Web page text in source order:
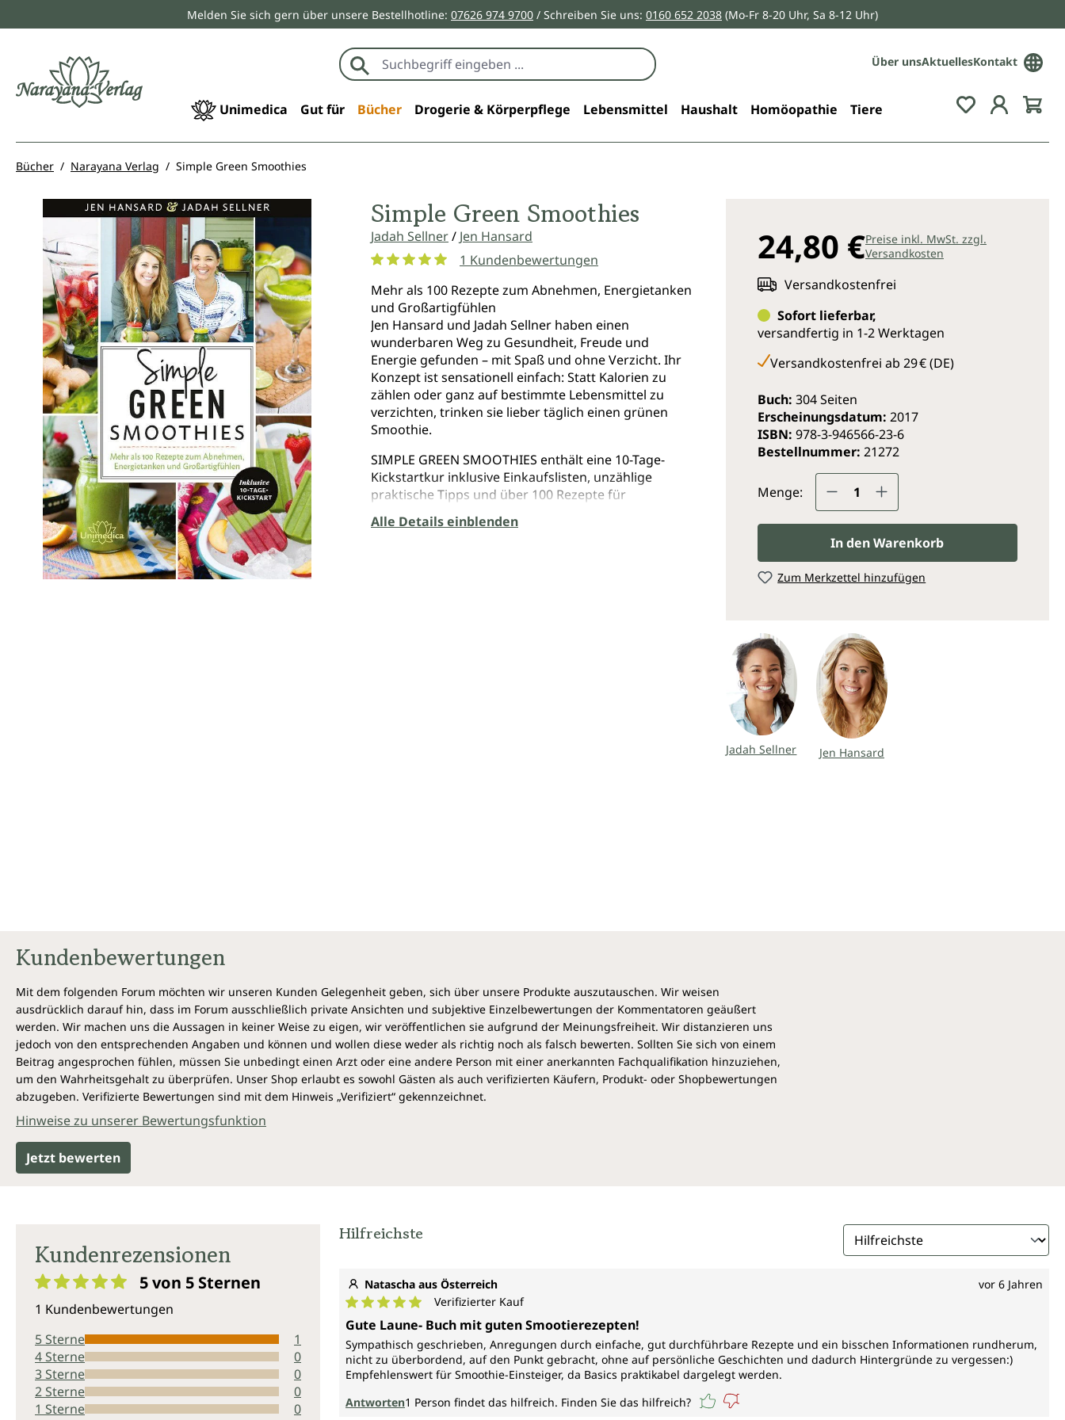
Zur Hauptnavigation springenMelden Sie sich gern über unsere Bestellhotline: 07626 974 9700 / Schreiben Sie uns: 0160 652 2038 (Mo-Fr 8-20 Uhr, Sa 8-12 Uhr)
Über unsAktuellesKontakt
Unimedica Gut für Bücher Drogerie & Körperpflege Lebensmittel Haushalt Homöopathie Tiere Du hast 0
Bücher Narayana Verlag Simple Green Smoothies
Bildergalerie überspringen Simple Green Smoothies
Jadah Sellner/ Jen Hansard
1 Kundenbewertungen
Mehr als 100 Rezepte zum Abnehmen, Energietanken
und Großartigfühlen
Jen Hansard und Jadah Sellner haben einen
wunderbaren Weg zu Gesundheit, Freude und
Energie gefunden – mit Spaß und ohne Verzicht. Ihr
Konzept ist sensationell einfach: Statt Kalorien zu
zählen oder ganz auf bestimmte Lebensmittel zu
verzichten, trinken sie lieber täglich einen grünen
Smoothie.
SIMPLE GREEN SMOOTHIES enthält eine 10-Tage-
Kickstartkur inklusive Einkaufslisten, unzählige
praktische Tipps und über 100 Rezepte für
Smoothies, sowie für leckere Desserts,
unverzichtbare Grundrezepte und hilfreiche
Michelle und Matt, Nr. 1 New York Times-Bestseller-
Autoren von Thug Kitchen
Alle Details einblenden
24,80 €Preise inkl. MwSt. zzgl.
Versandkosten
Versandkostenfrei
Sofort lieferbar,
versandfertig in 1-2 Werktagen
Versandkostenfrei ab 29 € (DE)
Buch: 304 Seiten
Erscheinungsdatum: 2017
ISBN: 978-3-946566-23-6
Bestellnummer: 21272
Menge: Produkt Anzahl: Gib den
In den Warenkorb
Zum Merkzettel hinzufügen
Jadah Sellner Jen Hansard
Kundenbewertungen
Mit dem folgenden Forum möchten wir unseren Kunden Gelegenheit geben, sich über unsere Produkte auszutauschen. Wir weisen
ausdrücklich darauf hin, dass im Forum ausschließlich private Ansichten und subjektive Einzelbewertungen der Kommentatoren geäußert
werden. Wir machen uns die Aussagen in keiner Weise zu eigen, wir veröffentlichen sie aufgrund der Meinungsfreiheit. Wir distanzieren uns
jedoch von den entsprechenden Angaben und können und wollen diese weder als richtig noch als falsch bewerten. Sollten Sie sich von einem
Beitrag angesprochen fühlen, müssen Sie unbedingt einen Arzt oder eine andere Person mit einer anerkannten Fachqualifikation hinzuziehen,
um den Wahrheitsgehalt zu überprüfen. Unser Shop erlaubt es sowohl Gästen als auch verifizierten Käufern, Produkt- oder Shopbewertungen
abzugeben. Verifizierte Bewertungen sind mit dem Hinweis „Verifiziert“ gekennzeichnet.
Hinweise zu unserer Bewertungsfunktion
Jetzt bewerten
Kundenrezensionen
5 von 5 Sternen
1 Kundenbewertungen
5 Sterne
1
4 Sterne
0
3 Sterne
0
2 Sterne
0
1 Sterne
0
Hilfreichste
Natascha aus Österreich vor 6 Jahren
Durchschnittliche Bewertung von 5 von 5 Sternen
Verifizierter Kauf
Gute Laune- Buch mit guten Smootierezepten!
Sympathisch geschrieben, Anregungen durch einfache, gut durchführbare Rezepte und ein bisschen Informationen rundherum,
nicht zu überbordend, auf den Punkt gebracht, ohne auf persönliche Geschichten und dadurch Hintergründe zu vergessen:)
Empfehlenswert für Smoothie-Einsteiger, da Basics praktikabel dargelegt werden.
Antworten1 Person findet das hilfreich. Finden Sie das hilfreich?